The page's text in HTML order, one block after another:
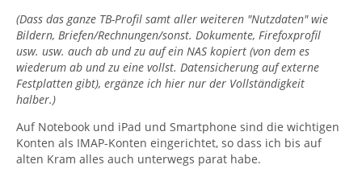
(Dass das ganze TB-Profil samt aller weiteren "Nutzdaten" wie
Bildern, Briefen/Rechnungen/sonst. Dokumente, Firefoxprofil
usw. usw. auch ab und zu auf ein NAS kopiert (von dem es
wiederum ab und zu eine vollst. Datensicherung auf externe
Festplatten gibt), ergänze ich hier nur der Vollständigkeit
halber.)
Auf Notebook und iPad und Smartphone sind die wichtigen
Konten als IMAP-Konten eingerichtet, so dass ich bis auf
alten Kram alles auch unterwegs parat habe.